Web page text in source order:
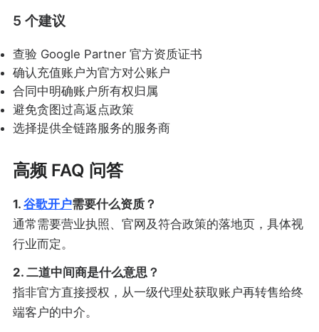
5 个建议
查验 Google Partner 官方资质证书
确认充值账户为官方对公账户
合同中明确账户所有权归属
避免贪图过高返点政策
选择提供全链路服务的服务商
高频 FAQ 问答
1. 谷歌开户需要什么资质？
通常需要营业执照、官网及符合政策的落地页，具体视
行业而定。
2. 二道中间商是什么意思？
指非官方直接授权，从一级代理处获取账户再转售给终
端客户的中介。